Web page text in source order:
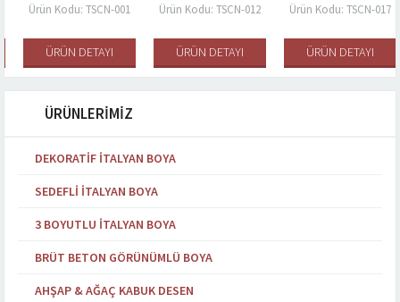
Ürün Kodu: TSCN-001
ÜRÜN DETAYI
Ürün Kodu: TSCN-012
ÜRÜN DETAYI
Ürün Kodu: TSCN-017
ÜRÜN DETAYI
ÜRÜNLERİMİZ
DEKORATIF İTALYAN BOYA
SEDEFLI İTALYAN BOYA
3 BOYUTLU İTALYAN BOYA
BRÜT BETON GÖRÜNÜMLÜ BOYA
AHŞAP & AĞAÇ KABUK DESEN